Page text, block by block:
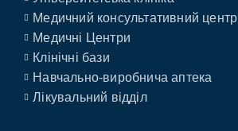
Медичний консультативний центр
Медичні Центри
Клінічні бази
Навчально-виробнича аптека
Лікувальний відділ